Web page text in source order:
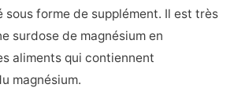
sous forme de supplément. Il est très
surdose de magnésium en
aliments qui contiennent
magnésium.